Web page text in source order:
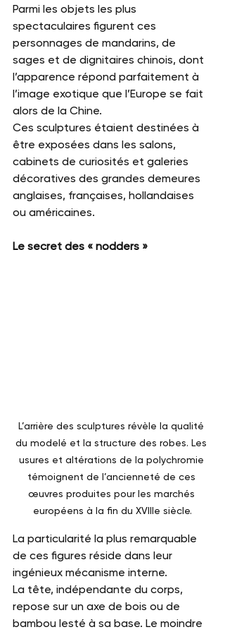
Parmi les objets les plus
spectaculaires figurent ces
personnages de mandarins, de
sages et de dignitaires chinois, dont
l’apparence répond parfaitement à
l’image exotique que l’Europe se fait
alors de la Chine.
Ces sculptures étaient destinées à
être exposées dans les salons,
cabinets de curiosités et galeries
décoratives des grandes demeures
anglaises, françaises, hollandaises
ou américaines.
Le secret des « nodders »
L’arrière des sculptures révèle la qualité
du modelé et la structure des robes. Les
usures et altérations de la polychromie
témoignent de l’ancienneté de ces
œuvres produites pour les marchés
européens à la fin du XVIIIe siècle.
La particularité la plus remarquable
de ces figures réside dans leur
ingénieux mécanisme interne.
La tête, indépendante du corps,
repose sur un axe de bois ou de
bambou lesté à sa base. Le moindre